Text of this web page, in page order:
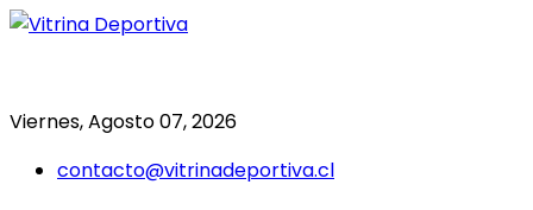
Saltar
Viernes, Agosto 07, 2026
contacto@vitrinadeportiva.cl